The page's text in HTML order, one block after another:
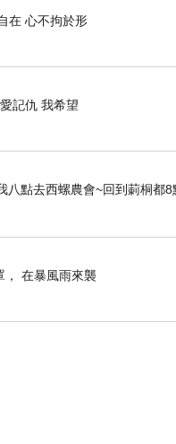
在 心不拘於形
記仇 我希望
八點去西螺農會~回到莿桐都8
， 在暴風雨來襲